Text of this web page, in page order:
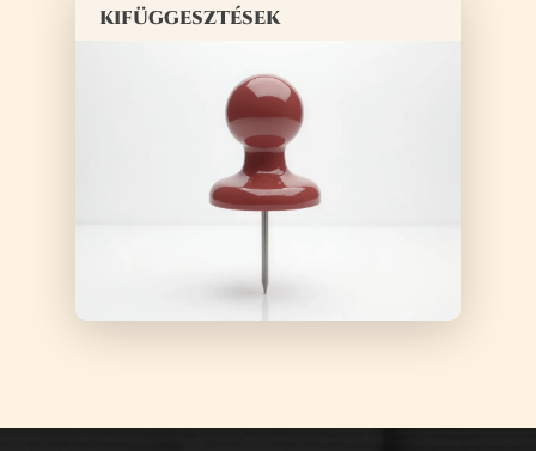
kifüggesztések